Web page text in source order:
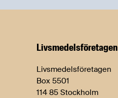
Livsmedels­företagen
Livsmedelsföretagen
Box 5501
114 85 Stockholm